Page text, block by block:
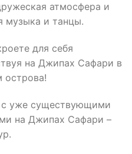
атмосфера и
музыка и танцы.
для себя
на Джипах Сафари в
острова!
уже существующими
на Джипах Сафари –